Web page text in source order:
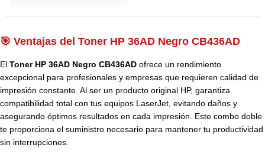
🎯 Ventajas del Toner HP 36AD Negro CB436AD
El Toner HP 36AD Negro CB436AD ofrece un rendimiento
excepcional para profesionales y empresas que requieren calidad de
impresión constante. Al ser un producto original HP, garantiza
compatibilidad total con tus equipos LaserJet, evitando daños y
asegurando óptimos resultados en cada impresión. Este combo doble
te proporciona el suministro necesario para mantener tu productividad
sin interrupciones.